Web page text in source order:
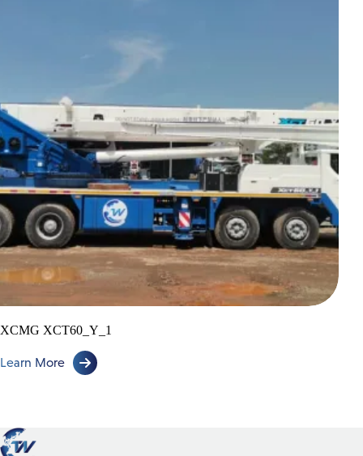
XCMG XCT60_Y_1
Learn More
16 Ton
25 Ton
35 Ton
45 Ton
50 Ton
55 Ton
65 Ton
100 Ton
Skylifts